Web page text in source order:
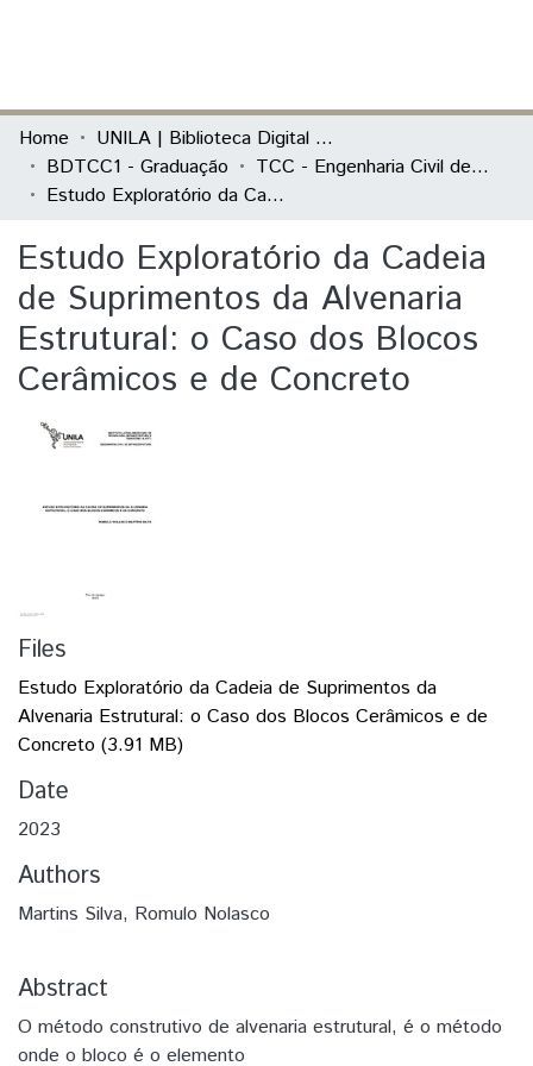
Communities & Collections
All of DSpace
Home
UNILA | Biblioteca Digital de Trabalhos de Conclusão de Curso
BDTCC1 - Graduação
TCC - Engenharia Civil de Infraestrutura
Estudo Exploratório da Cadeia de Suprimentos da Alvenaria Estrutural: o Caso dos Blocos Cerâmicos e de Concreto
Estudo Exploratório da Cadeia
de Suprimentos da Alvenaria
Estrutural: o Caso dos Blocos
Cerâmicos e de Concreto
Files
Estudo Exploratório da Cadeia de Suprimentos da
Alvenaria Estrutural: o Caso dos Blocos Cerâmicos e de
Concreto (3.91 MB)
Date
2023
Authors
Martins Silva, Romulo Nolasco
Abstract
O método construtivo de alvenaria estrutural, é o método
onde o bloco é o elemento